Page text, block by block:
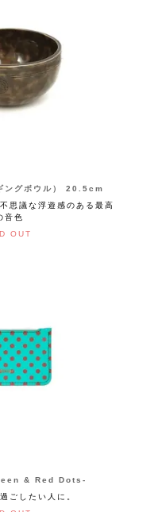
ングボウル） 20.5cm
思議な浮遊感のある最高
音色
OUT
& Red Dots-
ごしたい人に。